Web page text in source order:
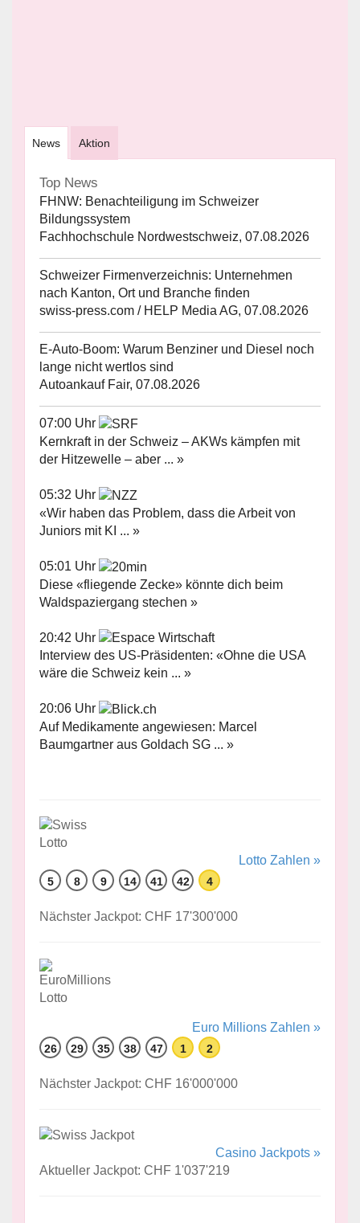
News Aktion
Top News
FHNW: Benachteiligung im Schweizer
Bildungssystem
Fachhochschule Nordwestschweiz, 07.08.2026
Schweizer Firmenverzeichnis: Unternehmen
nach Kanton, Ort und Branche finden
swiss-press.com / HELP Media AG, 07.08.2026
E-Auto-Boom: Warum Benziner und Diesel noch
lange nicht wertlos sind
Autoankauf Fair, 07.08.2026
07:00 Uhr
Kernkraft in der Schweiz – AKWs kämpfen mit
der Hitzewelle – aber ... »
05:32 Uhr
«Wir haben das Problem, dass die Arbeit von
Juniors mit KI ... »
05:01 Uhr
Diese «fliegende Zecke» könnte dich beim
Waldspaziergang stechen »
20:42 Uhr
Interview des US-Präsidenten: «Ohne die USA
wäre die Schweiz kein ... »
20:06 Uhr
Auf Medikamente angewiesen: Marcel
Baumgartner aus Goldach SG ... »
Lotto Zahlen »
5 8 9 14 41 42 4
Nächster Jackpot: CHF 17'300'000
Euro Millions Zahlen »
26 29 35 38 47 1 2
Nächster Jackpot: CHF 16'000'000
Casino Jackpots »
Aktueller Jackpot: CHF 1'037'219